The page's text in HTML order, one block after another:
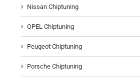
Nissan Chiptuning
OPEL Chiptuning
Peugeot Chiptuning
Porsche Chiptuning